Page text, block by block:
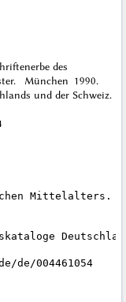
des
München 1990.
und der Schweiz.
Mittelalters.
de/004461054